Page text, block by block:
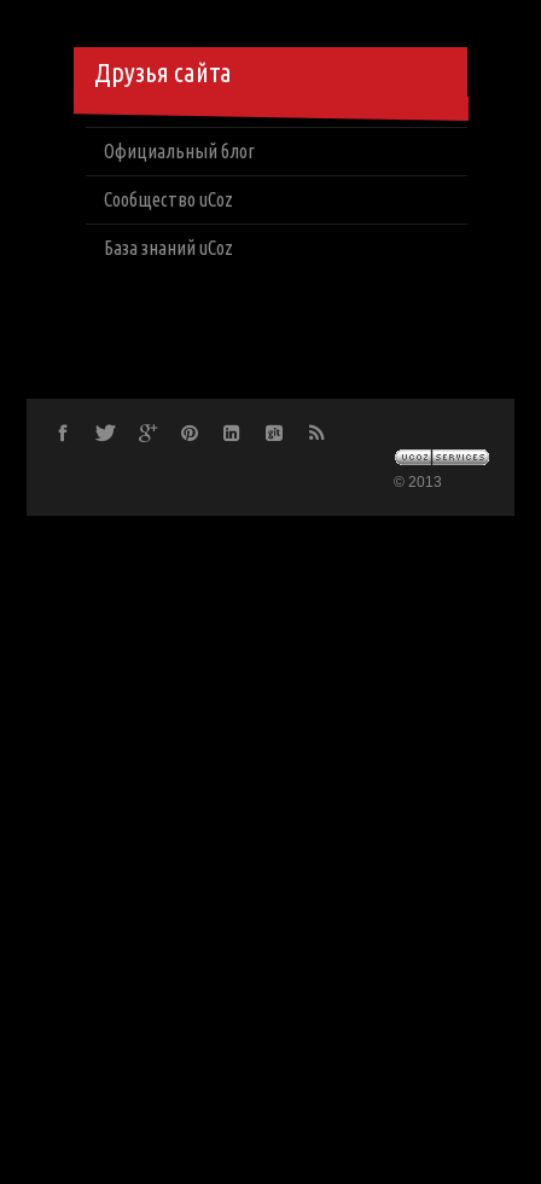
Друзья сайта
Официальный блог
Сообщество uCoz
База знаний uCoz
© 2013